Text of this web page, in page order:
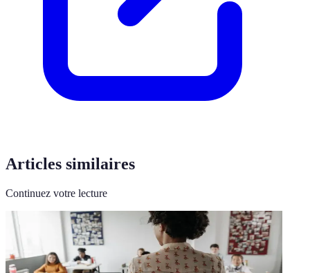
Articles similaires
Continuez votre lecture